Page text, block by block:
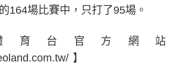
164場比賽中，只打了95場。
育台官方網站
】